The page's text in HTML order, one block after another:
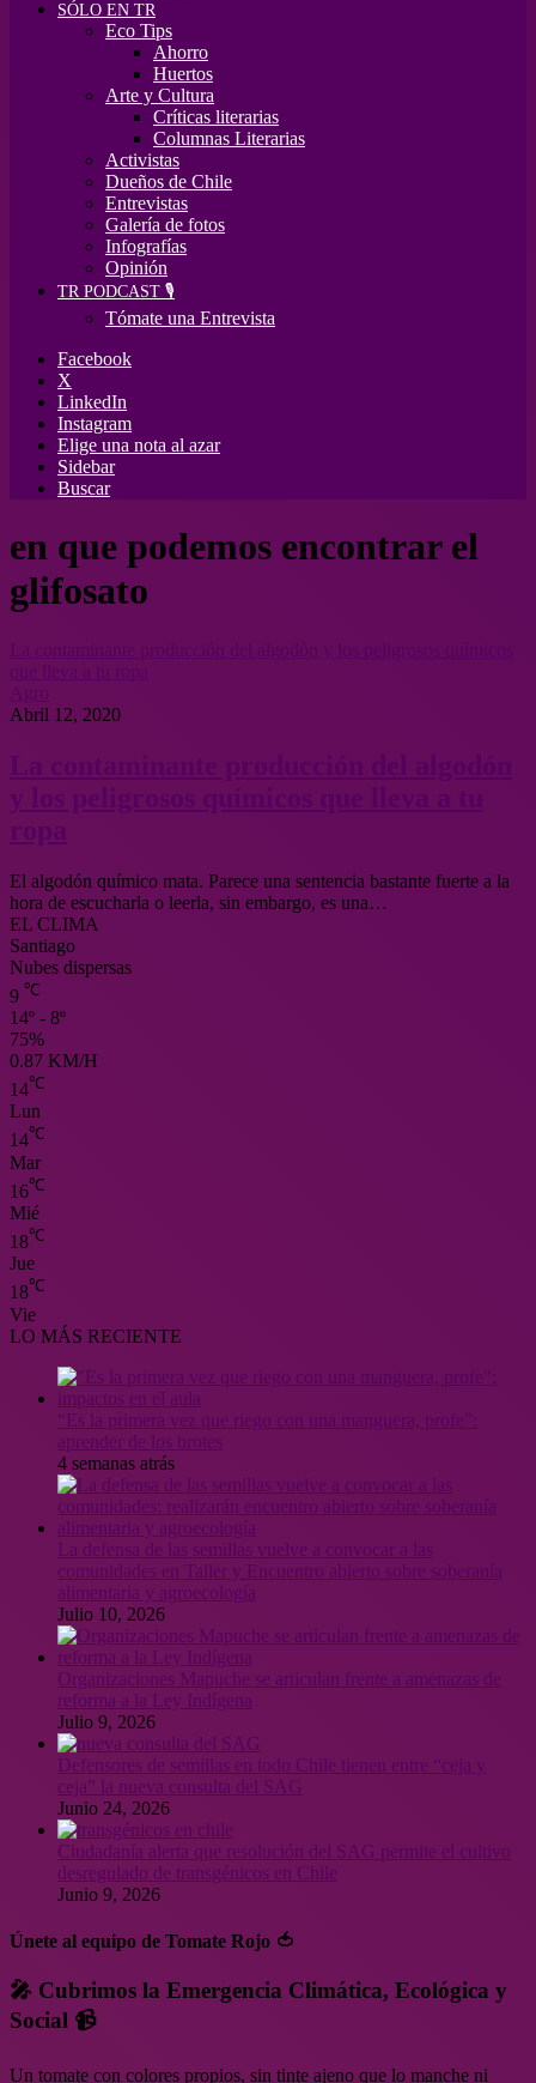
SÓLO EN TR
Eco Tips
Ahorro
Huertos
Arte y Cultura
Críticas literarias
Columnas Literarias
Activistas
Dueños de Chile
Entrevistas
Galería de fotos
Infografías
Opinión
TR PODCAST 🎙️
Tómate una Entrevista
Facebook
X
LinkedIn
Instagram
Elige una nota al azar
Sidebar
Buscar
en que podemos encontrar el
glifosato
Abril 12, 2020
El algodón químico mata. Parece una sentencia bastante fuerte a la
hora de escucharla o leerla, sin embargo, es una…
EL CLIMA
Santiago
Nubes dispersas
9 ℃
14º - 8º
75%
0.87 KM/H
14℃
Lun
14℃
Mar
16℃
Mié
18℃
Jue
18℃
Vie
LO MÁS RECIENTE
4 semanas atrás
Julio 10, 2026
Organizaciones Mapuche se articulan frente a amenazas de
Julio 9, 2026
ceja” la nueva consulta del SAG
Junio 24, 2026
Ciudadanía alerta que resolución del SAG permite el cultivo
desregulado de transgénicos en Chile
Junio 9, 2026
Únete al equipo de Tomate Rojo 🍅
🎤 Cubrimos la Emergencia Climática, Ecológica y
Social 📹
Un tomate con colores propios, sin tinte ajeno que lo manche ni